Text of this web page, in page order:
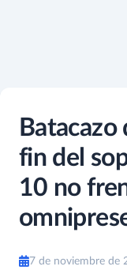
fin del
10 no
7 de noviembre de